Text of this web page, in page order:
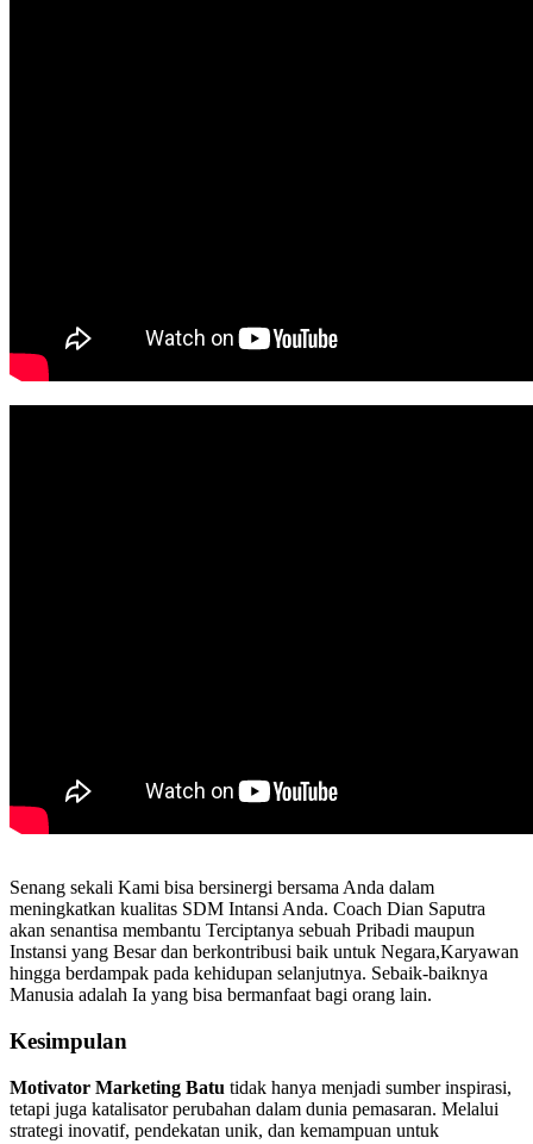
Senang sekali Kami bisa bersinergi bersama Anda dalam
meningkatkan kualitas SDM Intansi Anda. Coach Dian Saputra
akan senantisa membantu Terciptanya sebuah Pribadi maupun
Instansi yang Besar dan berkontribusi baik untuk Negara,Karyawan
hingga berdampak pada kehidupan selanjutnya. Sebaik-baiknya
Manusia adalah Ia yang bisa bermanfaat bagi orang lain.
Kesimpulan
Motivator Marketing Batu tidak hanya menjadi sumber inspirasi,
tetapi juga katalisator perubahan dalam dunia pemasaran. Melalui
strategi inovatif, pendekatan unik, dan kemampuan untuk